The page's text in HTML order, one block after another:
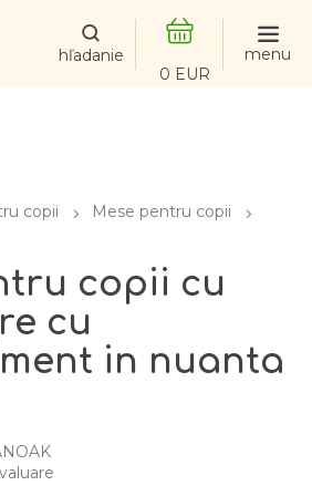
DE
copii Mese pentru copii
copii cu
cu
in nuanta